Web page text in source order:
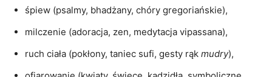
śpiew (psalmy, bhadżany, chóry gregoriańskie),
milczenie (adoracja, zen, medytacja vipassana),
ruch ciała (pokłony, taniec sufi, gesty rąk mudry),